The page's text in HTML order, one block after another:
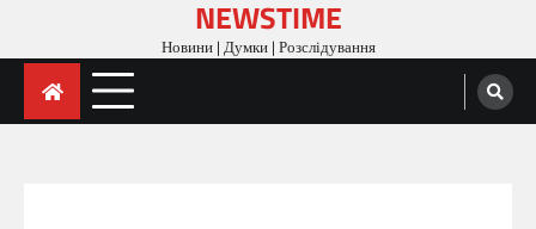
content
NEWSTIME
Новини | Думки | Розслідування